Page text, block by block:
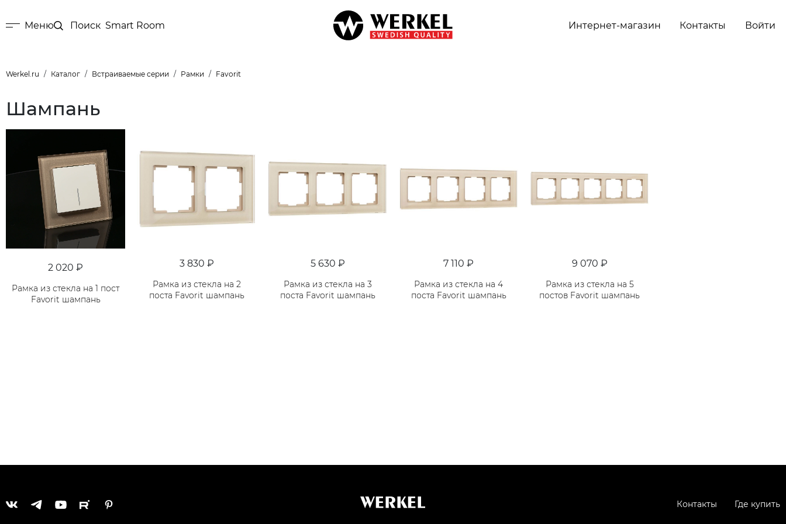
Меню Поиск Smart Room Интернет-магазин Контакты Войти
Werkel.ru Каталог Встраиваемые серии Рамки Favorit
Шампань
2 020 ₽
Рамка из стекла на 1 пост
Favorit шампань
3 830 ₽
Рамка из стекла на 2
поста Favorit шампань
5 630 ₽
Рамка из стекла на 3
поста Favorit шампань
7 110 ₽
Рамка из стекла на 4
поста Favorit шампань
9 070 ₽
Рамка из стекла на 5
постов Favorit шампань
Контакты Где купить